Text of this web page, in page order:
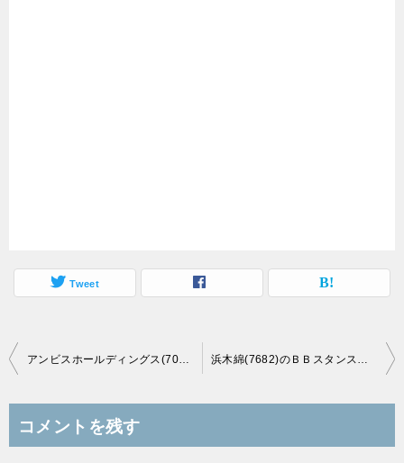
Tweet
投
ビ
アンビスホールディングス(7071)のＢＢスタンスと初値予想 浜木綿(7682)のＢＢスタンスと初値予想
コメントを残す